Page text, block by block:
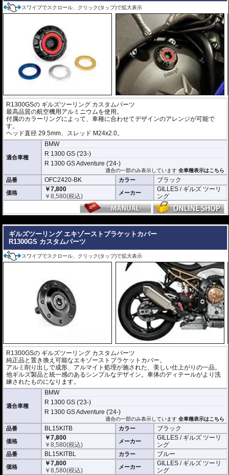
スワイプでスクロール、クリック(タップ)で拡大表示
R1300GSの ギルズツーリング カスタムパーツ
最高品質の航空機用アルミニウムを使用。
付属のカラーリングによって、車種に合わせてデザインのアレンジが可能で
す。
ヘッド直径 29.5mm、スレッド M24x2.0。
適合車種
BMW
R 1300 GS ('23-)
R 1300 GS Adventure ('24-)
適合の一部のみ表示しています全車種表示はこちら
品番 OFC2420-BK カラー ブラック
価格
￥7,800
￥8,580(税込) メーカー
GILLES / ギルズ ツーリ
ング
ギルズツーリング エキゾーストブラケットカバー
R1300GS カスタムパーツ
スワイプでスクロール、クリック(タップ)で拡大表示
R1300GSの ギルズツーリング カスタムパーツ
純正品と置き換え可能なエキゾーストブラケットカバー。
アルミ削り出しで成形、アルマイト処理が施された、美しい仕上がりの一品。
他ギルズ製品と統一感のあるシンプルなデザイン。車体のディテールがより洗
練されたものになります。
適合車種
BMW
R 1300 GS ('23-)
R 1300 GS Adventure ('24-)
適合の一部のみ表示しています全車種表示はこちら
品番 BL15KITB カラー ブラック
価格
￥7,800
￥8,580(税込) メーカー
GILLES / ギルズ ツーリ
ング
品番 BL15KITBL カラー ブルー
価格
￥7,800
￥8,580(税込) メーカー
GILLES / ギルズ ツーリ
ング